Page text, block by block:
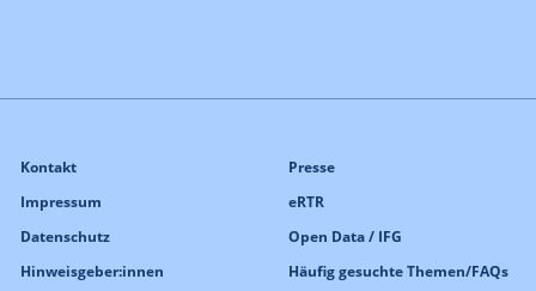
Kontakt
Impressum
Datenschutz
Hinweisgeber:innen
Presse
eRTR
Open Data / IFG
Häufig gesuchte Themen/FAQs